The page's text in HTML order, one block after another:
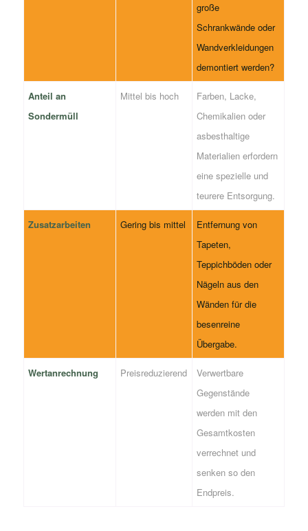
große
Schrankwände oder
Wandverkleidungen
demontiert werden?
Anteil an
Sondermüll
Mittel bis hoch
Farben, Lacke,
Chemikalien oder
asbesthaltige
Materialien erfordern
eine spezielle und
teurere Entsorgung.
Zusatzarbeiten Gering bis mittel
Entfernung von
Tapeten,
Teppichböden oder
Nägeln aus den
Wänden für die
besenreine
Übergabe.
Wertanrechnung Preisreduzierend
Verwertbare
Gegenstände
werden mit den
Gesamtkosten
verrechnet und
senken so den
Endpreis.